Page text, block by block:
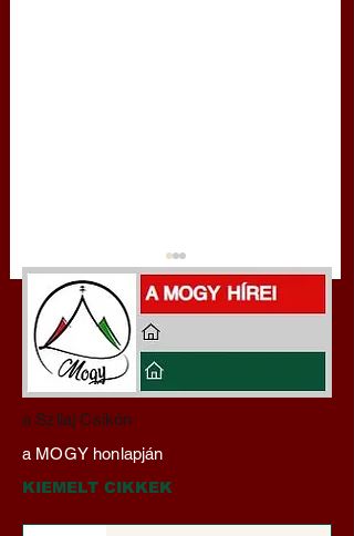
Darai Lajos:
Naplóbölcsességeim
(2023)
a Szilaj Csikón
a MOGY honlapján
KIEMELT CIKKEK